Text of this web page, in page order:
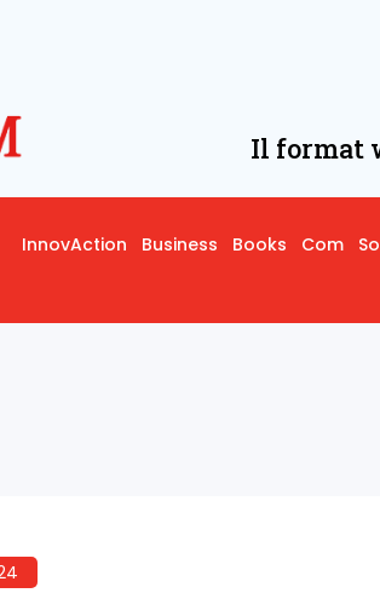
Il format
InnovAction Business Books Com